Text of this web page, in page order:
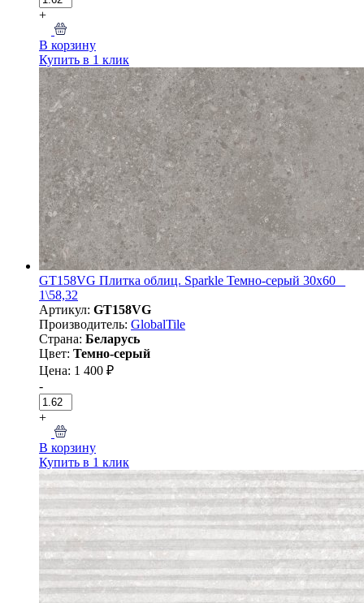
+
В корзину
Купить в 1 клик
GT158VG Плитка облиц. Sparkle Темно-серый 30x60 _
1\58,32
Артикул: GT158VG
Производитель: GlobalTile
Страна: Беларусь
Цвет: Темно-серый
Цена: 1 400 ₽
-
+
В корзину
Купить в 1 клик